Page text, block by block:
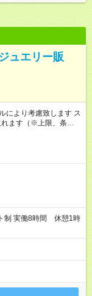
ュエリー販
より考慮致します ス
れます（※上限、条件